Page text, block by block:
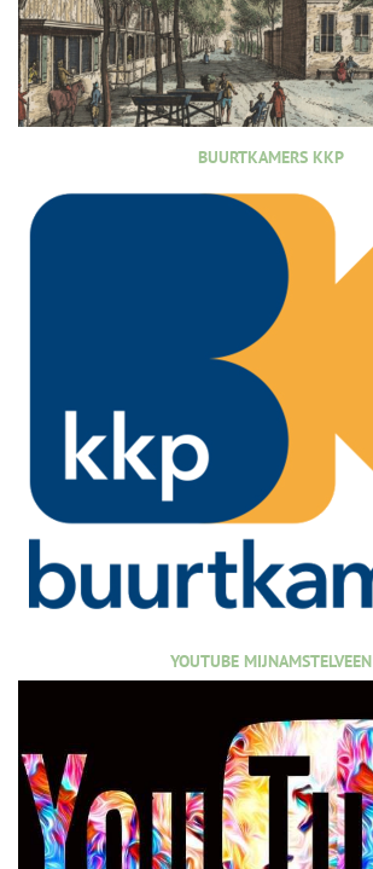
BUURTKAMERS KKP
YOUTUBE MIJNAMSTELVEEN